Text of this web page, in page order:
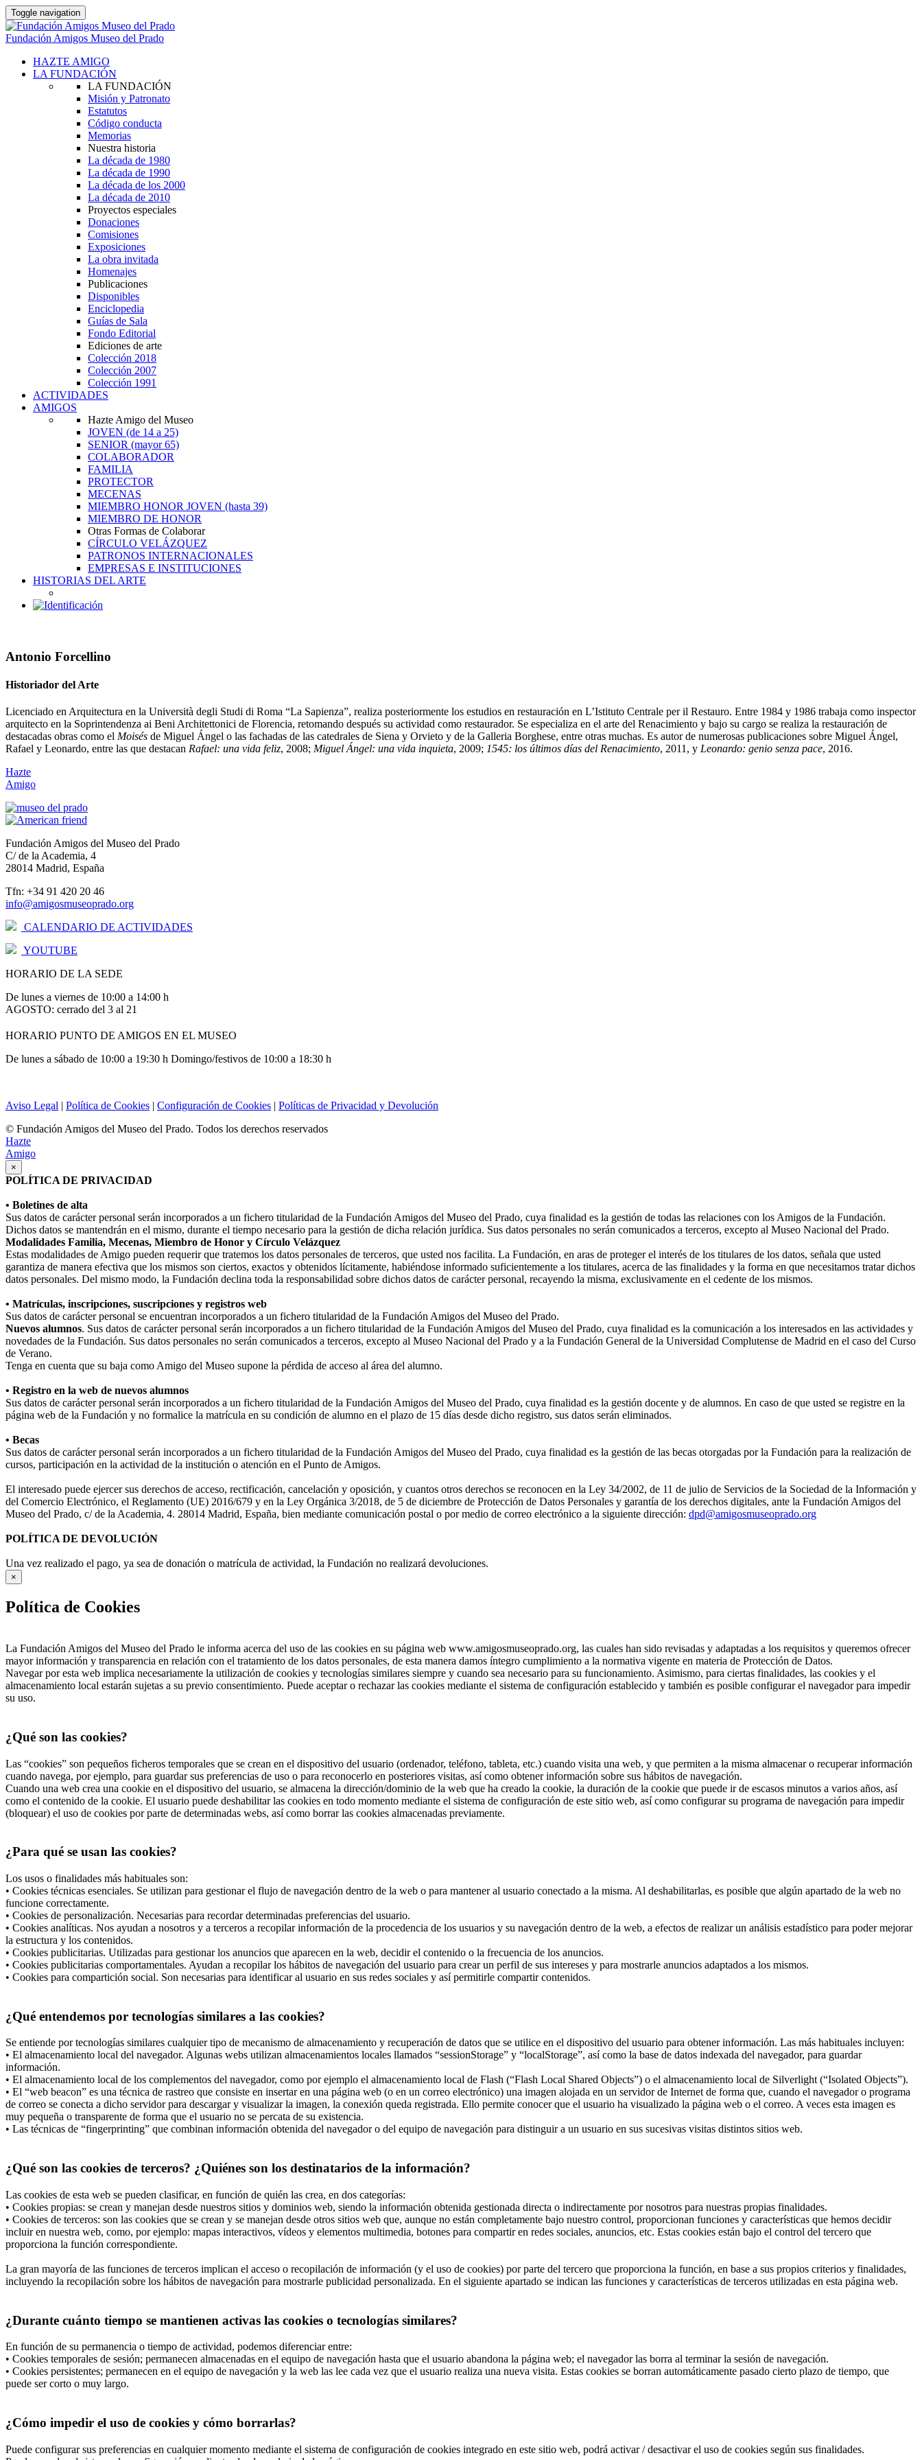
Toggle navigation
Fundación Amigos Museo del Prado
HAZTE AMIGO
LA FUNDACIÓN
LA FUNDACIÓN
Misión y Patronato
Estatutos
Código conducta
Memorias
Nuestra historia
La década de 1980
La década de 1990
La década de los 2000
La década de 2010
Proyectos especiales
Donaciones
Comisiones
Exposiciones
La obra invitada
Homenajes
Publicaciones
Disponibles
Enciclopedia
Guías de Sala
Fondo Editorial
Ediciones de arte
Colección 2018
Colección 2007
Colección 1991
ACTIVIDADES
AMIGOS
Hazte Amigo del Museo
JOVEN (de 14 a 25)
SENIOR (mayor 65)
COLABORADOR
FAMILIA
PROTECTOR
MECENAS
MIEMBRO HONOR JOVEN (hasta 39)
MIEMBRO DE HONOR
Otras Formas de Colaborar
CÍRCULO VELÁZQUEZ
PATRONOS INTERNACIONALES
EMPRESAS E INSTITUCIONES
HISTORIAS DEL ARTE
Antonio Forcellino
Historiador del Arte
Licenciado en Arquitectura en la Università degli Studi di Roma “La Sapienza”, realiza posteriormente los estudios en restauración en L’Istituto Centrale per il Restauro. Entre 1984 y 1986 trabaja como inspector
arquitecto en la Soprintendenza ai Beni Architettonici de Florencia, retomando después su actividad como restaurador. Se especializa en el arte del Renacimiento y bajo su cargo se realiza la restauración de
destacadas obras como el Moisés de Miguel Ángel o las fachadas de las catedrales de Siena y Orvieto y de la Galleria Borghese, entre otras muchas. Es autor de numerosas publicaciones sobre Miguel Ángel,
Rafael y Leonardo, entre las que destacan Rafael: una vida feliz, 2008; Miguel Ángel: una vida inquieta, 2009; 1545: los últimos días del Renacimiento, 2011, y Leonardo: genio senza pace, 2016.
Hazte
Amigo
Fundación Amigos del Museo del Prado
C/ de la Academia, 4
28014 Madrid, España
Tfn: +34 91 420 20 46
info@amigosmuseoprado.org
CALENDARIO DE ACTIVIDADES
YOUTUBE
HORARIO DE LA SEDE
De lunes a viernes de 10:00 a 14:00 h
AGOSTO: cerrado del 3 al 21
HORARIO PUNTO DE AMIGOS EN EL MUSEO
De lunes a sábado de 10:00 a 19:30 h Domingo/festivos de 10:00 a 18:30 h
Aviso Legal | Política de Cookies | Configuración de Cookies | Políticas de Privacidad y Devolución
© Fundación Amigos del Museo del Prado. Todos los derechos reservados
Hazte
Amigo
×
POLÍTICA DE PRIVACIDAD
• Boletines de alta
Sus datos de carácter personal serán incorporados a un fichero titularidad de la Fundación Amigos del Museo del Prado, cuya finalidad es la gestión de todas las relaciones con los Amigos de la Fundación.
Dichos datos se mantendrán en el mismo, durante el tiempo necesario para la gestión de dicha relación jurídica. Sus datos personales no serán comunicados a terceros, excepto al Museo Nacional del Prado.
Modalidades Familia, Mecenas, Miembro de Honor y Círculo Velázquez
Estas modalidades de Amigo pueden requerir que tratemos los datos personales de terceros, que usted nos facilita. La Fundación, en aras de proteger el interés de los titulares de los datos, señala que usted
garantiza de manera efectiva que los mismos son ciertos, exactos y obtenidos lícitamente, habiéndose informado suficientemente a los titulares, acerca de las finalidades y la forma en que necesitamos tratar dichos
datos personales. Del mismo modo, la Fundación declina toda la responsabilidad sobre dichos datos de carácter personal, recayendo la misma, exclusivamente en el cedente de los mismos.
• Matrículas, inscripciones, suscripciones y registros web
Sus datos de carácter personal se encuentran incorporados a un fichero titularidad de la Fundación Amigos del Museo del Prado.
Nuevos alumnos. Sus datos de carácter personal serán incorporados a un fichero titularidad de la Fundación Amigos del Museo del Prado, cuya finalidad es la comunicación a los interesados en las actividades y
novedades de la Fundación. Sus datos personales no serán comunicados a terceros, excepto al Museo Nacional del Prado y a la Fundación General de la Universidad Complutense de Madrid en el caso del Curso
de Verano.
Tenga en cuenta que su baja como Amigo del Museo supone la pérdida de acceso al área del alumno.
• Registro en la web de nuevos alumnos
Sus datos de carácter personal serán incorporados a un fichero titularidad de la Fundación Amigos del Museo del Prado, cuya finalidad es la gestión docente y de alumnos. En caso de que usted se registre en la
página web de la Fundación y no formalice la matrícula en su condición de alumno en el plazo de 15 días desde dicho registro, sus datos serán eliminados.
• Becas
Sus datos de carácter personal serán incorporados a un fichero titularidad de la Fundación Amigos del Museo del Prado, cuya finalidad es la gestión de las becas otorgadas por la Fundación para la realización de
cursos, participación en la actividad de la institución o atención en el Punto de Amigos.
El interesado puede ejercer sus derechos de acceso, rectificación, cancelación y oposición, y cuantos otros derechos se reconocen en la Ley 34/2002, de 11 de julio de Servicios de la Sociedad de la Información y
del Comercio Electrónico, el Reglamento (UE) 2016/679 y en la Ley Orgánica 3/2018, de 5 de diciembre de Protección de Datos Personales y garantía de los derechos digitales, ante la Fundación Amigos del
Museo del Prado, c/ de la Academia, 4. 28014 Madrid, España, bien mediante comunicación postal o por medio de correo electrónico a la siguiente dirección: dpd@amigosmuseoprado.org
POLÍTICA DE DEVOLUCIÓN
Una vez realizado el pago, ya sea de donación o matrícula de actividad, la Fundación no realizará devoluciones.
×
Política de Cookies
La Fundación Amigos del Museo del Prado le informa acerca del uso de las cookies en su página web www.amigosmuseoprado.org, las cuales han sido revisadas y adaptadas a los requisitos y queremos ofrecer
mayor información y transparencia en relación con el tratamiento de los datos personales, de esta manera damos íntegro cumplimiento a la normativa vigente en materia de Protección de Datos.
Navegar por esta web implica necesariamente la utilización de cookies y tecnologías similares siempre y cuando sea necesario para su funcionamiento. Asimismo, para ciertas finalidades, las cookies y el
almacenamiento local estarán sujetas a su previo consentimiento. Puede aceptar o rechazar las cookies mediante el sistema de configuración establecido y también es posible configurar el navegador para impedir
su uso.
¿Qué son las cookies?
Las “cookies” son pequeños ficheros temporales que se crean en el dispositivo del usuario (ordenador, teléfono, tableta, etc.) cuando visita una web, y que permiten a la misma almacenar o recuperar información
cuando navega, por ejemplo, para guardar sus preferencias de uso o para reconocerlo en posteriores visitas, así como obtener información sobre sus hábitos de navegación.
Cuando una web crea una cookie en el dispositivo del usuario, se almacena la dirección/dominio de la web que ha creado la cookie, la duración de la cookie que puede ir de escasos minutos a varios años, así
como el contenido de la cookie. El usuario puede deshabilitar las cookies en todo momento mediante el sistema de configuración de este sitio web, así como configurar su programa de navegación para impedir
(bloquear) el uso de cookies por parte de determinadas webs, así como borrar las cookies almacenadas previamente.
¿Para qué se usan las cookies?
Los usos o finalidades más habituales son:
• Cookies técnicas esenciales. Se utilizan para gestionar el flujo de navegación dentro de la web o para mantener al usuario conectado a la misma. Al deshabilitarlas, es posible que algún apartado de la web no
funcione correctamente.
• Cookies de personalización. Necesarias para recordar determinadas preferencias del usuario.
• Cookies analíticas. Nos ayudan a nosotros y a terceros a recopilar información de la procedencia de los usuarios y su navegación dentro de la web, a efectos de realizar un análisis estadístico para poder mejorar
la estructura y los contenidos.
• Cookies publicitarias. Utilizadas para gestionar los anuncios que aparecen en la web, decidir el contenido o la frecuencia de los anuncios.
• Cookies publicitarias comportamentales. Ayudan a recopilar los hábitos de navegación del usuario para crear un perfil de sus intereses y para mostrarle anuncios adaptados a los mismos.
• Cookies para compartición social. Son necesarias para identificar al usuario en sus redes sociales y así permitirle compartir contenidos.
¿Qué entendemos por tecnologías similares a las cookies?
Se entiende por tecnologías similares cualquier tipo de mecanismo de almacenamiento y recuperación de datos que se utilice en el dispositivo del usuario para obtener información. Las más habituales incluyen:
• El almacenamiento local del navegador. Algunas webs utilizan almacenamientos locales llamados “sessionStorage” y “localStorage”, así como la base de datos indexada del navegador, para guardar
información.
• El almacenamiento local de los complementos del navegador, como por ejemplo el almacenamiento local de Flash (“Flash Local Shared Objects”) o el almacenamiento local de Silverlight (“Isolated Objects”).
• El “web beacon” es una técnica de rastreo que consiste en insertar en una página web (o en un correo electrónico) una imagen alojada en un servidor de Internet de forma que, cuando el navegador o programa
de correo se conecta a dicho servidor para descargar y visualizar la imagen, la conexión queda registrada. Ello permite conocer que el usuario ha visualizado la página web o el correo. A veces esta imagen es
muy pequeña o transparente de forma que el usuario no se percata de su existencia.
• Las técnicas de “fingerprinting” que combinan información obtenida del navegador o del equipo de navegación para distinguir a un usuario en sus sucesivas visitas distintos sitios web.
¿Qué son las cookies de terceros? ¿Quiénes son los destinatarios de la información?
Las cookies de esta web se pueden clasificar, en función de quién las crea, en dos categorías:
• Cookies propias: se crean y manejan desde nuestros sitios y dominios web, siendo la información obtenida gestionada directa o indirectamente por nosotros para nuestras propias finalidades.
• Cookies de terceros: son las cookies que se crean y se manejan desde otros sitios web que, aunque no están completamente bajo nuestro control, proporcionan funciones y características que hemos decidir
incluir en nuestra web, como, por ejemplo: mapas interactivos, vídeos y elementos multimedia, botones para compartir en redes sociales, anuncios, etc. Estas cookies están bajo el control del tercero que
proporciona la función correspondiente.
La gran mayoría de las funciones de terceros implican el acceso o recopilación de información (y el uso de cookies) por parte del tercero que proporciona la función, en base a sus propios criterios y finalidades,
incluyendo la recopilación sobre los hábitos de navegación para mostrarle publicidad personalizada. En el siguiente apartado se indican las funciones y características de terceros utilizadas en esta página web.
¿Durante cuánto tiempo se mantienen activas las cookies o tecnologías similares?
En función de su permanencia o tiempo de actividad, podemos diferenciar entre:
• Cookies temporales de sesión; permanecen almacenadas en el equipo de navegación hasta que el usuario abandona la página web; el navegador las borra al terminar la sesión de navegación.
• Cookies persistentes; permanecen en el equipo de navegación y la web las lee cada vez que el usuario realiza una nueva visita. Estas cookies se borran automáticamente pasado cierto plazo de tiempo, que
puede ser corto o muy largo.
¿Cómo impedir el uso de cookies y cómo borrarlas?
Puede configurar sus preferencias en cualquier momento mediante el sistema de configuración de cookies integrado en este sitio web, podrá activar / desactivar el uso de cookies según sus finalidades.